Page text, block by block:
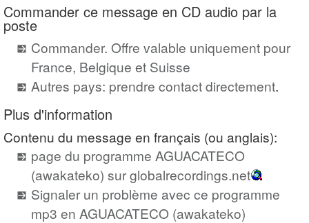
Commander ce message en CD audio par la
poste
Commander. Offre valable uniquement pour
France, Belgique et Suisse
Autres pays: prendre contact directement.
Plus d'information
Contenu du message en français (ou anglais):
page du programme AGUACATECO
(awakateko) sur globalrecordings.net
Signaler un problème avec ce programme
mp3 en AGUACATECO (awakateko)